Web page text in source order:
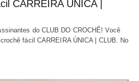
CARREIRA ÚNICA |
do CLUB DO CROCHÊ! Você
fácil CARREIRA ÚNICA | CLUB. No